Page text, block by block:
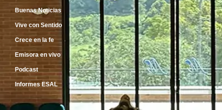
Buenas Noticias
Vive con Sentido
Crece en la fe
Emisora en vivo
Podcast
Informes ESAL